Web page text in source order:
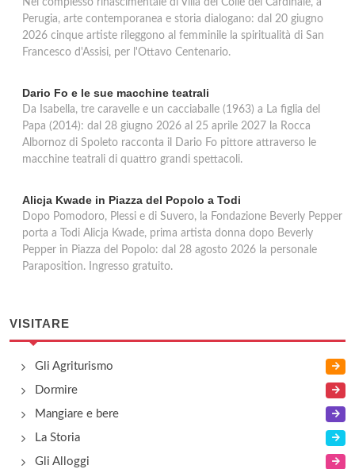
Nel complesso rinascimentale di Villa del Colle del Cardinale, a
Perugia, arte contemporanea e storia dialogano: dal 20 giugno
2026 cinque artiste rileggono al femminile la spiritualità di San
Francesco d'Assisi, per l'Ottavo Centenario.
Dario Fo e le sue macchine teatrali
Da Isabella, tre caravelle e un cacciaballe (1963) a La figlia del
Papa (2014): dal 28 giugno 2026 al 25 aprile 2027 la Rocca
Albornoz di Spoleto racconta il Dario Fo pittore attraverso le
macchine teatrali di quattro grandi spettacoli.
Alicja Kwade in Piazza del Popolo a Todi
Dopo Pomodoro, Plessi e di Suvero, la Fondazione Beverly Pepper
porta a Todi Alicja Kwade, prima artista donna dopo Beverly
Pepper in Piazza del Popolo: dal 28 agosto 2026 la personale
Paraposition. Ingresso gratuito.
VISITARE
Gli Agriturismo
Dormire
Mangiare e bere
La Storia
Gli Alloggi